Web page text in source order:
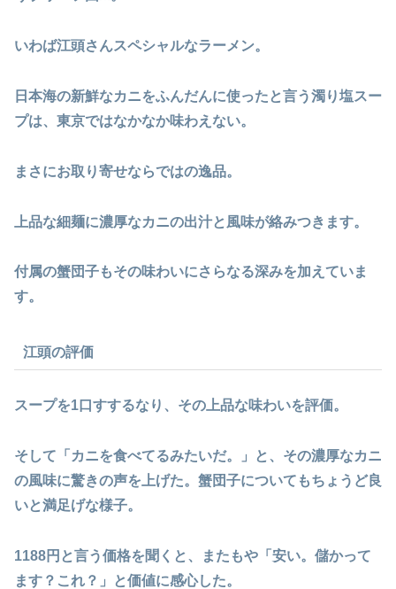
いわば江頭さんスペシャルなラーメン。
日本海の新鮮なカニをふんだんに使ったと言う濁り塩スー
プは、東京ではなかなか味わえない。
まさにお取り寄せならではの逸品。
上品な細麺に濃厚なカニの出汁と風味が絡みつきます。
付属の蟹団子もその味わいにさらなる深みを加えていま
す。
江頭の評価
スープを1口すするなり、その上品な味わいを評価。
そして「カニを食べてるみたいだ。」と、その濃厚なカニ
の風味に驚きの声を上げた。蟹団子についてもちょうど良
いと満足げな様子。
1188円と言う価格を聞くと、またもや「安い。儲かって
ます？これ？」と価値に感心した。